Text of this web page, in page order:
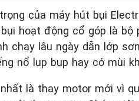
của máy hút bụi
hoạt động cổ góp là
chạy lâu ngày dẫn lớp
nổ lụp bụp hay có mùi
là thay motor mới vì